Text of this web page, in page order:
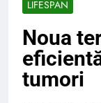
LIFESPAN
Noua
tumori